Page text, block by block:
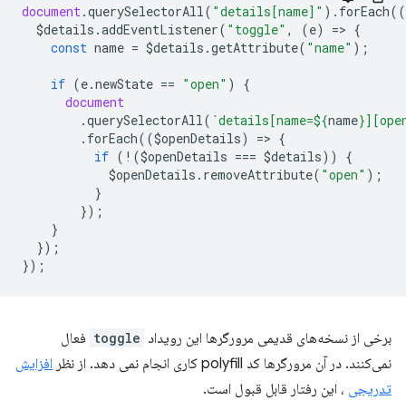
document.querySelectorAll( "details[name]" ). forEach((
$details .addEventListener( "toggle" , (e) => {
const name = $details .getAttribute( "name" );
if (e.newState == "open" )
{
document
.querySelectorAll( `details[name=${name}
. forEach(($openDetails) => {
if ( ! ($openDetails === $details))
{
$openDetails . removeAttribute( "open" );
}
});
}
});
});
برخی از نسخه‌های قدیمی مرورگرها این رویداد toggle فعال
نمی‌کنند. در آن مرورگرها کد polyfill کاری انجام نمی دهد. از نظر
افزایش
تدریجی ، این رفتار قابل قبول است.